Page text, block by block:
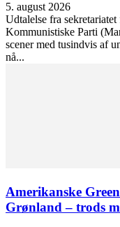
5. august 2026
Udtalelse fra
Kommunistiske Parti
scener med tusindvis af
nå...
Amerikanske
Grønland – trods